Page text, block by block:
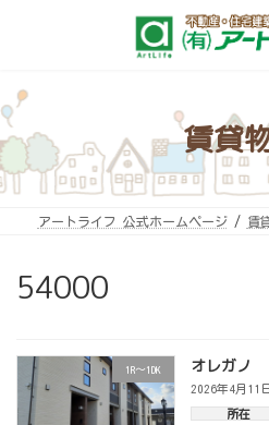
キ
ッ
プ
に
移
動
賃貸
アートライフ 公式ホームページ 賃
54000
1R～1DK オレガノ
2026年4月11日
所在